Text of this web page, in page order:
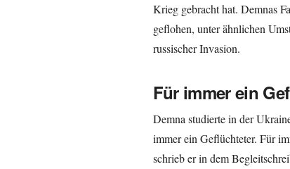
Krieg gebracht hat. Demnas
geflohen, unter ähnlichen
russischer Invasion.
Für immer ein
Demna studierte in der
immer ein Geflüchteter. Für
schrieb er in dem